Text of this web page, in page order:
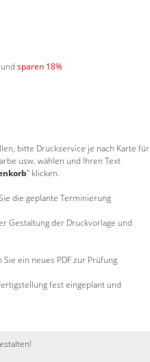
und sparen 18%
bitte Druckservice je nach Karte für
usw. wählen und Ihren Text
" klicken.
die geplante Terminierung
Gestaltung der Druckvorlage und
ein neues PDF zur Prüfung
fest eingeplant und